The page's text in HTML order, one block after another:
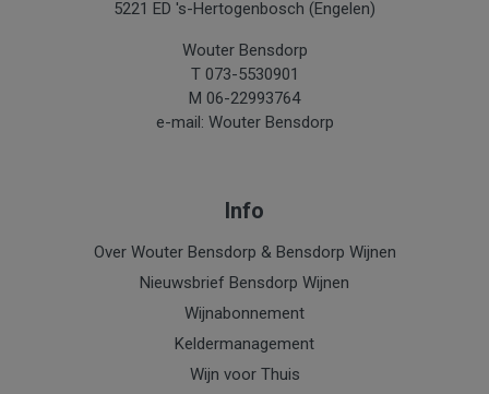
5221 ED 's-Hertogenbosch (Engelen)
Wouter Bensdorp
T 073-5530901
M 06-22993764
e-mail: Wouter Bensdorp
Info
Over Wouter Bensdorp & Bensdorp Wijnen
Nieuwsbrief Bensdorp Wijnen
Wijnabonnement
Keldermanagement
Wijn voor Thuis